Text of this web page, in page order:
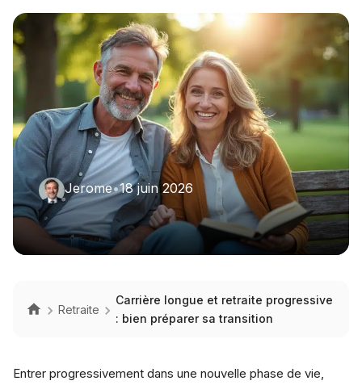
Jerome•18 juin 2026
Retraite
Carrière longue et retraite progressive
: bien préparer sa transition
Entrer progressivement dans une nouvelle phase de vie,